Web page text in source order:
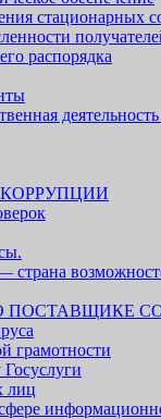
стационарных
распорядка
ПОСТАВЩИКЕ
грамотности
лиц